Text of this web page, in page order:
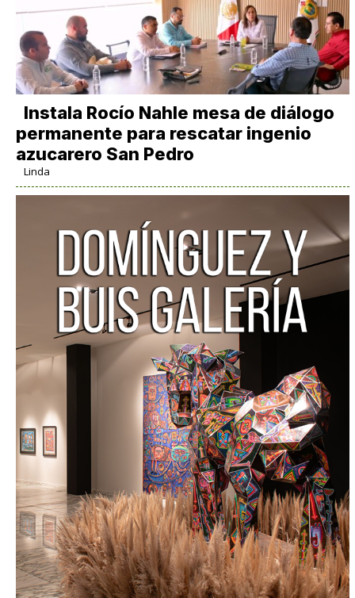
Instala Rocío Nahle mesa de diálogo
permanente para rescatar ingenio
azucarero San Pedro
Linda